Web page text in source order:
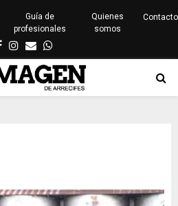
Guía de
profesionales
Quienes
somos
Contacto
Facebook
Instagram
EmailWhatsapp